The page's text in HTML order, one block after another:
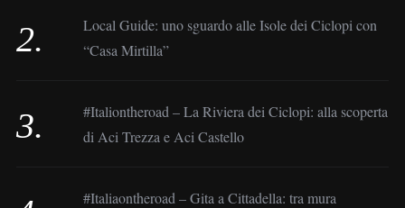
Local Guide: uno sguardo alle Isole dei Ciclopi con
“Casa Mirtilla”
#Italiontheroad – La Riviera dei Ciclopi: alla scoperta
di Aci Trezza e Aci Castello
#Italiaontheroad – Gita a Cittadella: tra mura